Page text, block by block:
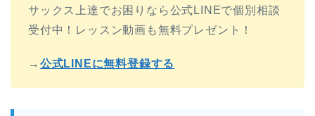
サックス上達でお困りなら公式LINEで個別相談
受付中！レッスン動画も無料プレゼント！
→ 公式LINEに無料登録する